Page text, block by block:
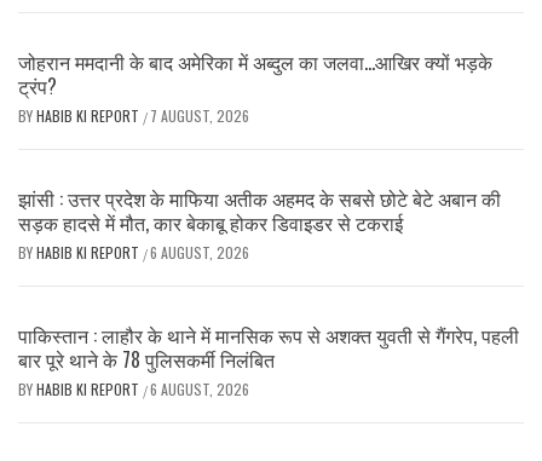
जोहरान ममदानी के बाद अमेरिका में अब्दुल का जलवा…आखिर क्यों भड़के
ट्रंप?
BYHABIB KI REPORT / 7 AUGUST, 2026
झांसी : उत्तर प्रदेश के माफिया अतीक अहमद के सबसे छोटे बेटे अबान की
सड़क हादसे में मौत, कार बेकाबू होकर डिवाइडर से टकराई
BYHABIB KI REPORT /6 AUGUST, 2026
पाकिस्तान : लाहौर के थाने में मानसिक रूप से अशक्त युवती से गैंगरेप, पहली
बार पूरे थाने के 78 पुलिसकर्मी निलंबित
BYHABIB KI REPORT /6 AUGUST, 2026